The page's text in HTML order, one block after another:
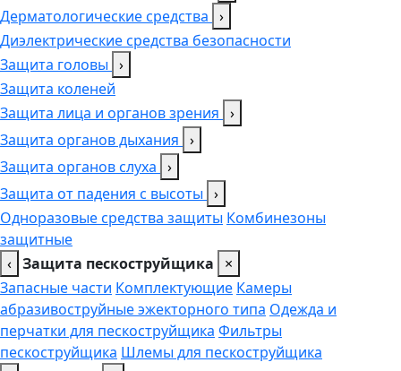
Дерматологические средства ›
Диэлектрические средства безопасности
Защита головы ›
Защита коленей
Защита лица и органов зрения ›
Защита органов дыхания ›
Защита органов слуха ›
Защита от падения с высоты ›
Одноразовые средства защиты Комбинезоны
защитные
‹ Защита пескоструйщика
×
Запасные части Комплектующие Камеры
абразивоструйные эжекторного типа Одежда и
перчатки для пескоструйщика Фильтры
пескоструйщика Шлемы для пескоструйщика